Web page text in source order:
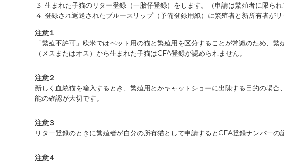
生まれた子猫のリター登録（一胎仔登録）をします。（申請は繁殖者に限られ
登録され返送されたブルースリップ（予備登録用紙）に繁殖者と新所有者が
注意１
「繁殖不許可」欧米ではペット用の猫と繁殖用を区分することが常識のため、
（メスまたはオス）から生まれた子猫はCFA登録が認められません。
注意２
新しく血統猫を輸入するとき、繁殖用とかキャットショーに出陳する目的の場
能の確認が大切です。
注意３
リター登録のときに繁殖者が自分の所有猫として申請するとCFA登録ナンバー
注意４